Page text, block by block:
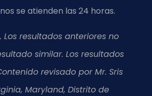
se atienden las 24 horas.
resultados anteriores no
similar. Los resultados
revisado por Mr. Sris
Maryland, Distrito de